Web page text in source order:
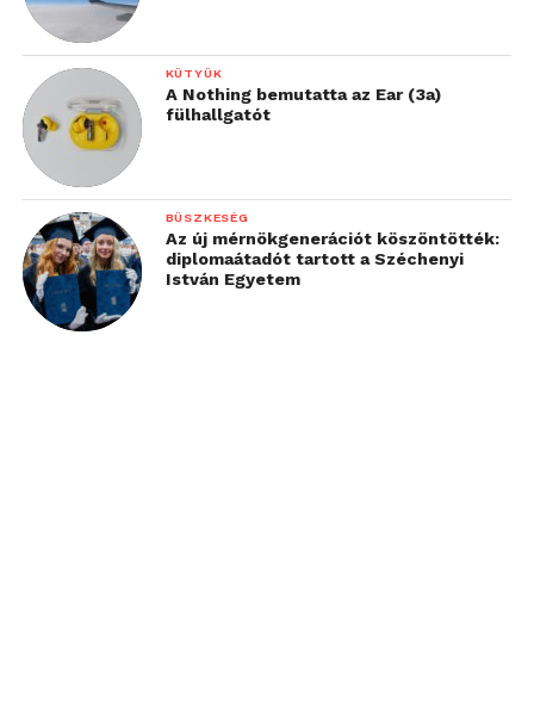
KÜTYÜK
A Nothing bemutatta az Ear (3a)
fülhallgatót
BÜSZKESÉG
Az új mérnökgenerációt köszöntötték:
diplomaátadót tartott a Széchenyi
István Egyetem